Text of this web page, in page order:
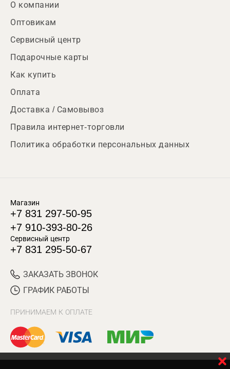
О компании
Оптовикам
Сервисный центр
Подарочные карты
Как купить
Оплата
Доставка / Самовывоз
Правила интернет-торговли
Политика обработки персональных данных
Магазин
+7 831 297-50-95
+7 910-393-80-26
Сервисный центр
+7 831 295-50-67
ЗАКАЗАТЬ ЗВОНОК
ГРАФИК РАБОТЫ
ПРИНИМАЕМ К ОПЛАТЕ